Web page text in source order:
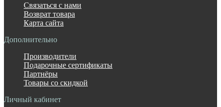
Связаться с нами
Возврат товара
Карта сайта
Дополнительно
Производители
Подарочные сертификаты
Партнёры
Товары со скидкой
Личный кабинет